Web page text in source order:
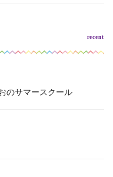
のサマースクール